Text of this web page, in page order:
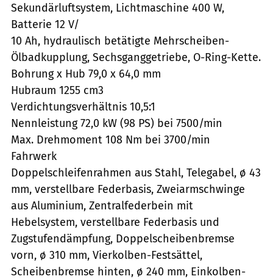
Sekundärluftsystem, Lichtmaschine 400 W,
Batterie 12 V/
10 Ah, hydraulisch betätigte Mehrscheiben-
Ölbadkupplung, Sechsganggetriebe, O-Ring-Kette.
Bohrung x Hub 79,0 x 64,0 mm
Hubraum 1255 cm3
Verdichtungsverhältnis 10,5:1
Nennleistung 72,0 kW (98 PS) bei 7500/min
Max. Drehmoment 108 Nm bei 3700/min
Fahrwerk
Doppelschleifenrahmen aus Stahl, Telegabel, ø 43
mm, verstellbare Federbasis, Zweiarmschwinge
aus Aluminium, Zentralfederbein mit
Hebelsystem, verstellbare Federbasis und
Zugstufendämpfung, Doppelscheibenbremse
vorn, ø 310 mm, Vierkolben-Festsättel,
Scheibenbremse hinten, ø 240 mm, Einkolben-